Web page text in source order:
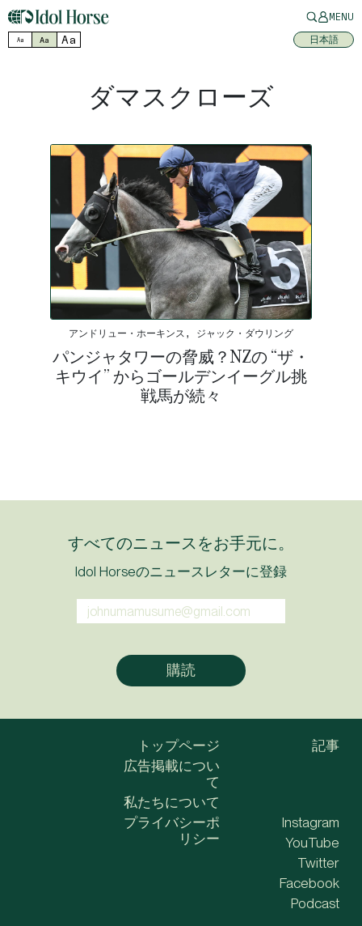
MENU
Aa Aa Aa 日本語
ダマスクローズ
アンドリュー・ホーキンス, ジャック・ダウリング
パンジャタワーの脅威？NZの “ザ・
キウイ” からゴールデンイーグル挑
戦馬が続々
すべてのニュースをお手元に。
Idol Horseのニュースレターに登録
トップページ
広告掲載につい
て
私たちについて
記事
プライバシーポ
リシー
Instagram
YouTube
Twitter
Facebook
Podcast